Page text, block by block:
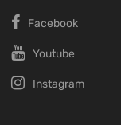
Facebook
Youtube
Instagram